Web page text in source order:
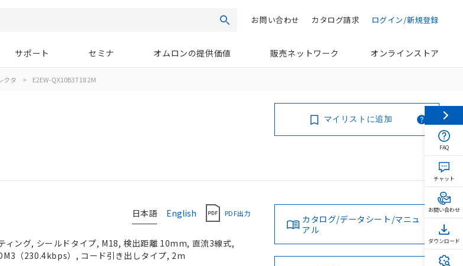
検索 ログイン/新規登録
カタログ請求
お問い合わせ
サポート セミナ オムロンの提供価値 販売ネットワーク オンラインストア
クタ > E2EW-QX10B3T18 2M
マイリストに追加
日本語 English PDF出力
ィング, シールドタイプ, M18, 検出距離 10mm, 直流3線式,
（230.4kbps）, コード引き出しタイプ, 2m
カタログ/データシート/マニュ
アル
FAQ
チャット
お問い合わせ
ダウンロード